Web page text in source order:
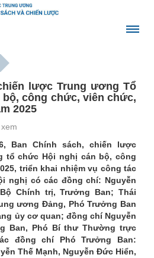
lược Trung ương Tổ
công chức, viên chức,
2025
Ban Chính sách, chiến lược
tổ chức Hội nghị cán bộ, công
triển khai nhiệm vụ công tác
nghị có các đồng chí: Nguyễn
Chính trị, Trưởng Ban; Thái
ương Đảng, Phó Trưởng Ban
ủy cơ quan; đồng chí Nguyễn
Ban, Phó Bí thư Thường trực
đồng chí Phó Trưởng Ban:
Thế Mạnh, Nguyễn Đức Hiển,